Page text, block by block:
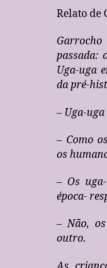
Relato de
Garrocho
passada:
Uga-uga
da pré-
– Uga-
– Como
os
– Os
época-
– Não,
outro.